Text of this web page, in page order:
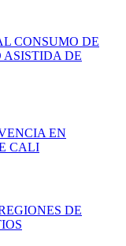
CONSUMO DE
DE
EN
CALI
DE